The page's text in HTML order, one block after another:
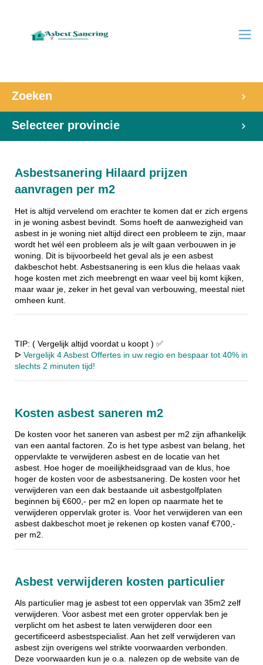
Zoeken
Selecteer provincie
Asbestsanering Hilaard prijzen
aanvragen per m2
Het is altijd vervelend om erachter te komen dat er zich ergens
in je woning asbest bevindt. Soms hoeft de aanwezigheid van
asbest in je woning niet altijd direct een probleem te zijn, maar
wordt het wél een probleem als je wilt gaan verbouwen in je
woning. Dit is bijvoorbeeld het geval als je een asbest
dakbeschot hebt. Asbestsanering is een klus die helaas vaak
hoge kosten met zich meebrengt en waar veel bij komt kijken,
maar waar je, zeker in het geval van verbouwing, meestal niet
omheen kunt.
TIP: ( Vergelijk altijd voordat u koopt ) ✅
ᐅ Vergelijk 4 Asbest Offertes in uw regio en bespaar tot 40% in
slechts 2 minuten tijd!
Kosten asbest saneren m2
De kosten voor het saneren van asbest per m2 zijn afhankelijk
van een aantal factoren. Zo is het type asbest van belang, het
oppervlakte te verwijderen asbest en de locatie van het
asbest. Hoe hoger de moeilijkheidsgraad van de klus, hoe
hoger de kosten voor de asbestsanering. De kosten voor het
verwijderen van een dak bestaande uit asbestgolfplaten
beginnen bij €600,- per m2 en lopen op naarmate het te
verwijderen oppervlak groter is. Voor het verwijderen van een
asbest dakbeschot moet je rekenen op kosten vanaf €700,-
per m2.
Asbest verwijderen kosten particulier
Als particulier mag je asbest tot een oppervlak van 35m2 zelf
verwijderen. Voor asbest met een groter oppervlak ben je
verplicht om het asbest te laten verwijderen door een
gecertificeerd asbestspecialist. Aan het zelf verwijderen van
asbest zijn overigens wel strikte voorwaarden verbonden.
Deze voorwaarden kun je o.a. nalezen op de website van de